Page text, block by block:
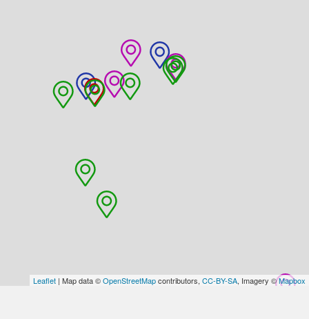
Leaflet | Map data ©OpenStreetMapcontributors, CC-BY-SA, Imagery ©Mapbox